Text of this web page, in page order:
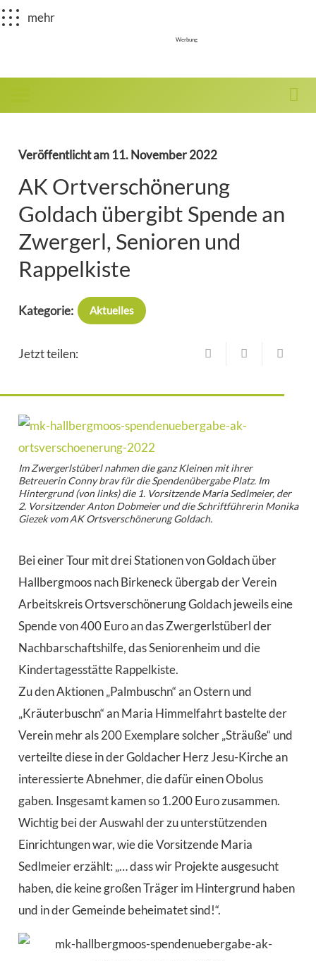
mehr
Werbung
Veröffentlicht am 11. November 2022
AK Ortverschönerung
Goldach übergibt Spende an
Zwergerl, Senioren und
Rappelkiste
Kategorie: Aktuelles
Jetzt teilen:
Im Zwergerlstüberl nahmen die ganz Kleinen mit ihrer
Betreuerin Conny brav für die Spendenübergabe Platz. Im
Hintergrund (von links) die 1. Vorsitzende Maria Sedlmeier, der
2. Vorsitzender Anton Dobmeier und die Schriftführerin Monika
Giezek vom AK Ortsverschönerung Goldach.
Bei einer Tour mit drei Stationen von Goldach über
Hallbergmoos nach Birkeneck übergab der Verein
Arbeitskreis Ortsverschönerung Goldach jeweils eine
Spende von 400 Euro an das Zwergerlstüberl der
Nachbarschaftshilfe, das Seniorenheim und die
Kindertagesstätte Rappelkiste.
Zu den Aktionen „Palmbuschn“ an Ostern und
„Kräuterbuschn“ an Maria Himmelfahrt bastelte der
Verein mehr als 200 Exemplare solcher „Sträuße“ und
verteilte diese in der Goldacher Herz Jesu-Kirche an
interessierte Abnehmer, die dafür einen Obolus
gaben. Insgesamt kamen so 1.200 Euro zusammen.
Wichtig bei der Auswahl der zu unterstützenden
Einrichtungen war, wie die Vorsitzende Maria
Sedlmeier erzählt: „… dass wir Projekte ausgesucht
haben, die keine großen Träger im Hintergrund haben
und in der Gemeinde beheimatet sind!“.